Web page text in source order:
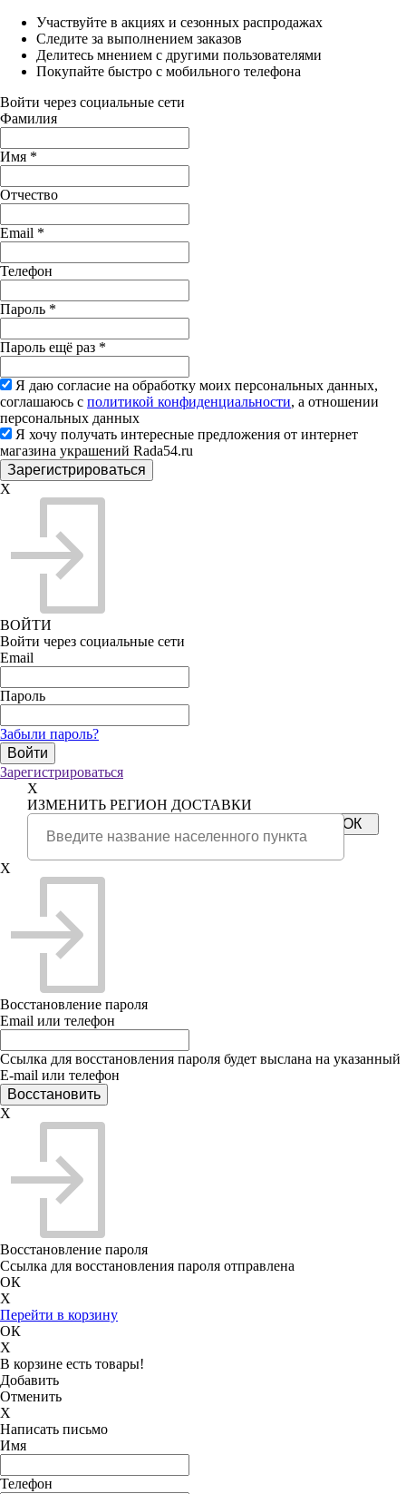
Участвуйте в акциях и сезонных распродажах
Следите за выполнением заказов
Делитесь мнением с другими пользователями
Покупайте быстро с мобильного телефона
Войти через социальные сети
Фамилия
Имя *
Отчество
Email *
Телефон
Пароль *
Пароль ещё раз *
Я даю согласие на обработку моих персональных данных,
соглашаюсь с политикой конфиденциальности, а отношении
персональных данных
Я хочу получать интересные предложения от интернет
магазина украшений Rada54.ru
X
ВОЙТИ
Войти через социальные сети
Email
Пароль
Забыли пароль?
Зарегистрироваться
X
ИЗМЕНИТЬ РЕГИОН ДОСТАВКИ
X
Восстановление пароля
Email или телефон
Ссылка для восстановления пароля будет выслана на указанный
E-mail или телефон
X
Восстановление пароля
Ссылка для восстановления пароля отправлена
ОК
X
Перейти в корзину
ОК
X
В корзине есть товары!
Добавить
Отменить
X
Написать письмо
Имя
Телефон